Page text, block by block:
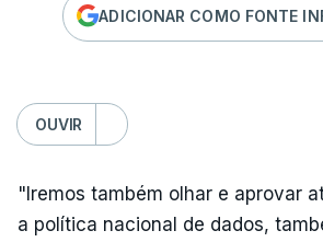
ADICIONAR COMO FONTE
OUVIR
"Iremos também olhar e aprovar
a política nacional de dados,